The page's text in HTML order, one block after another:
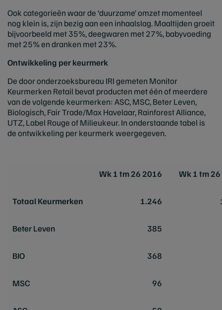
Ook categorieën waar de ‘duurzame’ omzet momenteel
nog klein is, zijn bezig aan een inhaalslag. Maaltijden groeit
bijvoorbeeld met 35%, deegwaren met 27%, babyvoeding
met 25% en dranken met 23%.
Ontwikkeling per keurmerk
De door onderzoeksbureau IRI gemeten Monitor
Keurmerken Retail bevat producten met één of meerdere
van de volgende keurmerken: ASC, MSC, Beter Leven,
Biologisch, Fair Trade/Max Havelaar, Rainforest Alliance,
UTZ, Label Rouge of Milieukeur. In onderstaande tabel is
de ontwikkeling per keurmerk weergegeven.
Wk 1 tm 26 2016 Wk 1 tm
Totaal Keurmerken 1.246
Beter Leven 385
BIO 368
MSC 96